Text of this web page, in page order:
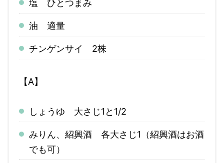
塩 ひとつまみ
油 適量
チンゲンサイ 2株
【A】
しょうゆ 大さじ1と1/2
みりん、紹興酒 各大さじ1（紹興酒はお酒
でも可）